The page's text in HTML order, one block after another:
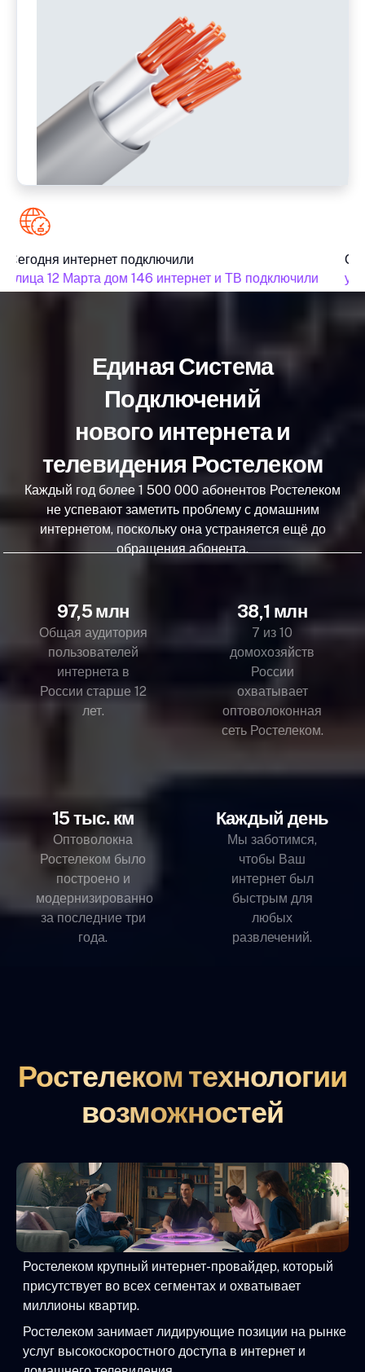
Сегодня интернет подключили
улица 12 Марта дом 146 интернет и ТВ подключили
Единая Система
Подключений
нового интернета и
телевидения Ростелеком
Каждый год более 1 500 000 абонентов Ростелеком
не успевают заметить проблему с домашним
интернетом, поскольку она устраняется ещё до
обращения абонента.
97,5 млн
Общая аудитория
пользователей
интернета в
России старше 12
лет.
38,1 млн
7 из 10
домохозяйств
России
охватывает
оптоволоконная
сеть Ростелеком.
15 тыс. км
Оптоволокна
Ростелеком было
построено и
модернизированно
за последние три
года.
Каждый день
Мы заботимся,
чтобы Ваш
интернет был
быстрым для
любых
развлечений.
Ростелеком технологии
возможностей
Ростелеком крупный интернет-провайдер, который
присутствует во всех сегментах и охватывает
миллионы квартир.
Ростелеком занимает лидирующие позиции на рынке
услуг высокоскоростного доступа в интернет и